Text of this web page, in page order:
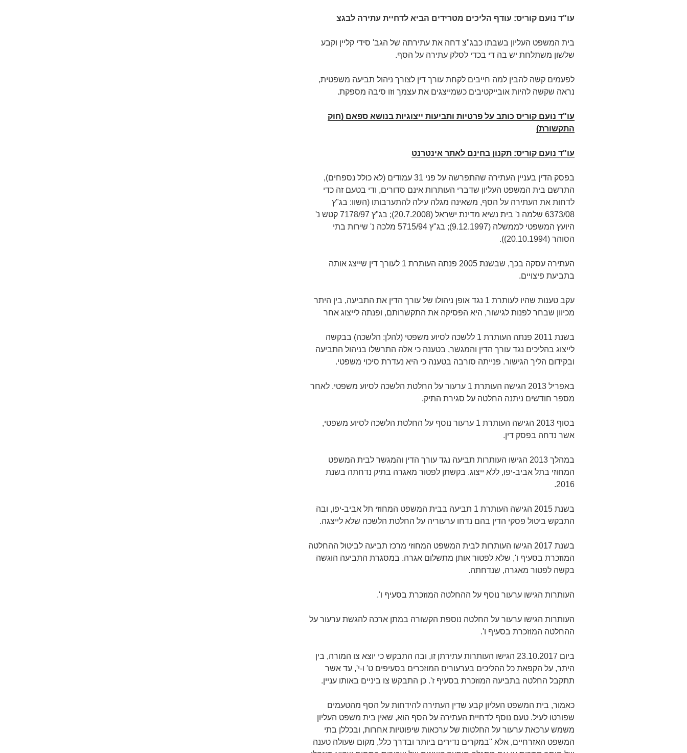
עו"ד נועם קוריס: עודף הליכים מטרידים הביא לדחיית עתירה לבגצ
בית המשפט העליון בשבתו כבג"צ דחה את עתירתה של הגב' סידי קליין וקבע
שלשון משתלחת יש בה די בכדי לסלק עתירה על הסף.
לפעמים קשה להבין למה חייבים לקחת עורך דין לצורך ניהול תביעה משפטית,
נראה שקשה להיות אובייקטיבים כשמייצגים את עצמך וזו סיבה מספקת.
עו"ד נועם קוריס כותב על פרטיות ותביעות ייצוגיות בנושא ספאם (חוק
התקשורת)
עו"ד נועם קוריס: תקנון בחינם לאתר אינטרנט
בפסק הדין בעניין העתירה שהתפרשה על פני 31 עמודים (לא כולל נספחים),
התרשם בית המשפט העליון שדברי העותרות אינם סדורים, ודי בטעם זה כדי
לדחות את העתירה על הסף, משאינה מגלה עילה להתערבותו (השוו: בג"ץ
6373/08 שלמה נ' בית נשיא מדינת ישראל (20.7.2008); בג"ץ 7178/97 קטש נ'
היועץ המשפטי לממשלה (9.12.1997); בג"ץ 5715/94 מלכה נ' שירות בתי
הסוהר (20.10.1994)).
העתירה עסקה בכך, שבשנת 2005 פנתה העותרת 1 לעורך דין שייצג אותה
בתביעת פיצויים.
עקב טענות שהיו לעותרת 1 נגד אופן ניהולו של עורך הדין את התביעה, בין היתר
מכיוון שבחר לפנות לגישור, היא הפסיקה את התקשרותם, ופנתה לייצוג אחר
בשנת 2011 פנתה העותרת 1 ללשכה לסיוע משפטי (להלן: הלשכה) בבקשה
לייצוג בהליכים נגד עורך הדין והמגשר, בטענה כי אלה התרשלו בניהול התביעה
ובקידום הליך הגישור. פנייתה סורבה בטענה כי היא נעדרת סיכוי משפטי.
באפריל 2013 הגישה העותרת 1 ערעור על החלטת הלשכה לסיוע משפטי. לאחר
מספר חודשים ניתנה החלטה על סגירת התיק.
בסוף 2013 הגישה העותרת 1 ערעור נוסף על החלטת הלשכה לסיוע משפטי,
אשר נדחה בפסק דין.
במהלך 2013 הגישו העותרות תביעה נגד עורך הדין והמגשר לבית המשפט
המחוזי בתל אביב-יפו, ללא ייצוג. בקשתן לפטור מאגרה בתיק נדחתה בשנת
2016.
בשנת 2015 הגישה העותרת 1 תביעה בבית המשפט המחוזי תל אביב-יפו, ובה
התבקש ביטול פסקי הדין בהם נדחו ערעוריה על החלטת הלשכה שלא לייצגה.
בשנת 2017 הגישו העותרות לבית המשפט המחוזי מרכז תביעה לביטול ההחלטה
המוזכרת בסעיף ו', שלא לפטור אותן מתשלום אגרה. במסגרת התביעה הוגשה
בקשה לפטור מאגרה, שנדחתה.
העותרות הגישו ערעור נוסף על ההחלטה המוזכרת בסעיף ו'.
העותרות הגישו ערעור על החלטה נוספת הקשורה במתן ארכה להגשת ערעור על
ההחלטה המוזכרת בסעיף ו'.
ביום 23.10.2017 הגישו העותרות עתירתן זו, ובה התבקש כי יוצא צו המורה, בין
היתר, על הקפאת כל ההליכים בערעורים המוזכרים בסעיפים ט' ו-י', עד אשר
תתקבל החלטה בתביעה המוזכרת בסעיף ז'. כן התבקש צו ביניים באותו עניין.
כאמור, בית המשפט העליון קבע שדין העתירה להידחות על הסף מהטעמים
שפורטו לעיל. טעם נוסף לדחיית העתירה על הסף הוא, שאין בית משפט העליון
משמש ערכאת ערעור על החלטות של ערכאות שיפוטיות אחרות, ובכללן בתי
המשפט האזרחיים, אלא "במקרים נדירים ביותר ובדרך כלל, מקום שעולה טענה